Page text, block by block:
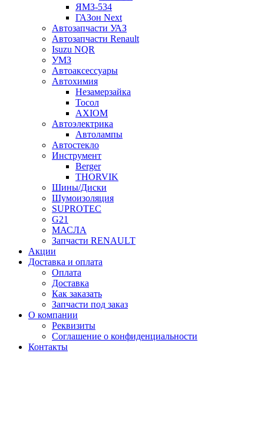
ЯМЗ-534
ГАЗон Next
Автозапчасти УАЗ
Автозапчасти Renault
Isuzu NQR
УМЗ
Автоаксессуары
Автохимия
Незамерзайка
Тосол
AXIOM
Автоэлектрика
Автолампы
Автостекло
Инструмент
Berger
THORVIK
Шины/Диски
Шумоизоляция
SUPROTEC
G21
МАСЛА
Запчасти RENAULT
Акции
Доставка и оплата
Оплата
Доставка
Как заказать
Запчасти под заказ
О компании
Реквизиты
Соглашение о конфиденциальности
Контакты